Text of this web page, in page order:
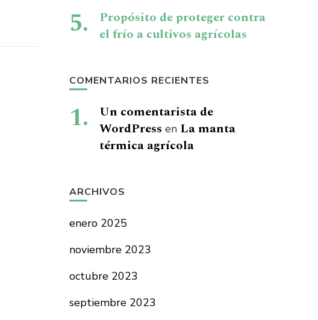
Propósito de proteger contra
el frío a cultivos agrícolas
COMENTARIOS RECIENTES
Un comentarista de
WordPress en La manta
térmica agrícola
ARCHIVOS
enero 2025
noviembre 2023
octubre 2023
septiembre 2023